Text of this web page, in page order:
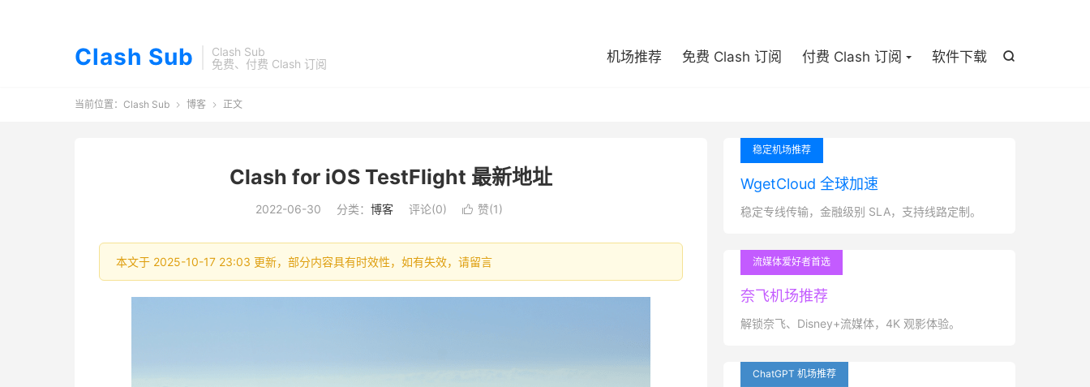
Clash Sub
Clash Sub
免费、付费 Clash 订阅

机场推荐 免费 Clash 订阅 付费 Clash 订阅 软件下载
当前位置： Clash Sub  博客  正文
Clash for iOS TestFlight 最新地址
2022-06-30 分类： 博客 评论(0)  赞(1)
本文于 2025-10-17 23:03 更新，部分内容具有时效性，如有失效，请留言
稳定机场推荐
WgetCloud 全球加速
稳定专线传输，金融级别 SLA，支持线路定制。
流媒体爱好者首选
奈飞机场推荐
解锁奈飞、Disney+流媒体，4K 观影体验。
ChatGPT 机场推荐